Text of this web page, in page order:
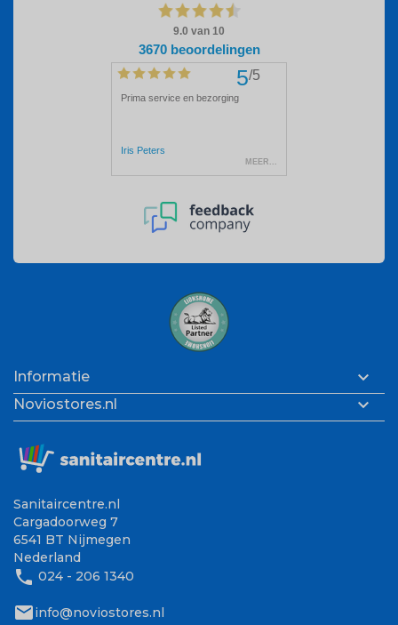
Informatie 
Noviostores.nl 
Sanitaircentre.nl
Cargadoorweg 7
6541 BT Nijmegen
Nederland
phone 024 - 206 1340
mailinfo@noviostores.nl